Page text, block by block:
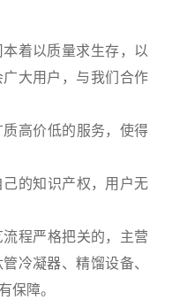
着以质量求生存，以
大用户，与我们合作
高价低的服务，使得
的知识产权，用户无
程严格把关的，主营
冷凝器、精馏设备、
保障。